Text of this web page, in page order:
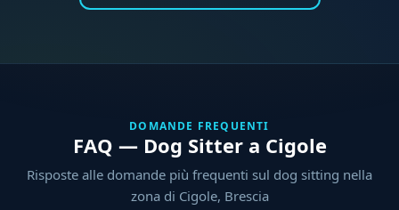
DOMANDE FREQUENTI
FAQ — Dog Sitter a Cigole
Risposte alle domande più frequenti sul dog sitting nella
zona di Cigole, Brescia